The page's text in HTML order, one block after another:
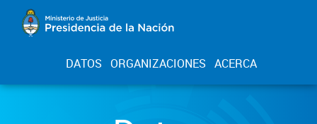
DATOS ORGANIZACIONES ACERCA